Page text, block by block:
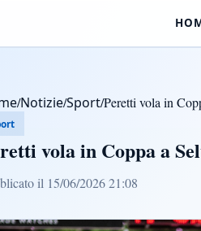
/Notizie/Sport/Peretti vola in
vola in Coppa a
il 15/06/2026 21:08